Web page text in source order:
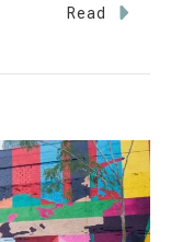
Read